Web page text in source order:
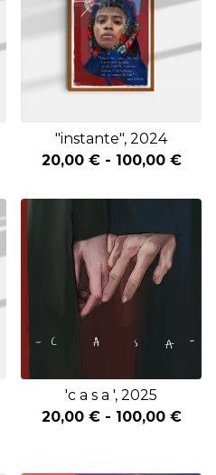
"instante", 2024
20,00 €- 100,00 €
'c a s a ', 2025
20,00 €- 100,00 €